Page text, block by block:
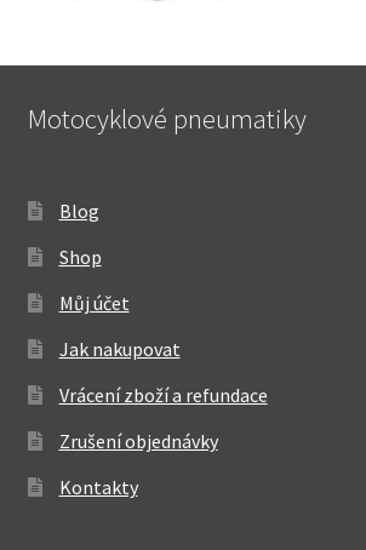
Motocyklové pneumatiky
Blog
Shop
Můj účet
Jak nakupovat
Vrácení zboží a refundace
Zrušení objednávky
Kontakty